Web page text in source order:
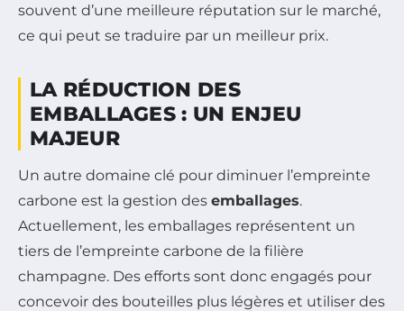
souvent d’une meilleure réputation sur le marché,
ce qui peut se traduire par un meilleur prix.
LA RÉDUCTION DES
EMBALLAGES : UN ENJEU
MAJEUR
Un autre domaine clé pour diminuer l’empreinte
carbone est la gestion des emballages.
Actuellement, les emballages représentent un
tiers de l’empreinte carbone de la filière
champagne. Des efforts sont donc engagés pour
concevoir des bouteilles plus légères et utiliser des